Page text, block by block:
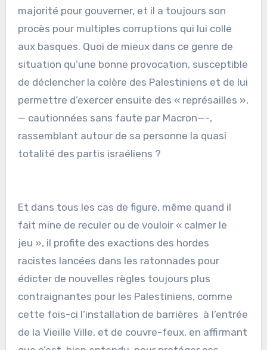
majorité pour gouverner, et il a toujours son
procès pour multiples corruptions qui lui colle
aux basques. Quoi de mieux dans ce genre de
situation qu’une bonne provocation, susceptible
de déclencher la colère des Palestiniens et de lui
permettre d’exercer ensuite des « représailles »,
— cautionnées sans faute par Macron—-,
rassemblant autour de sa personne la quasi
totalité des partis israéliens ?
Et dans tous les cas de figure, même quand il
fait mine de reculer ou de vouloir « calmer le
jeu », il profite des exactions des hordes
racistes lancées dans les ratonnades pour
édicter de nouvelles règles toujours plus
contraignantes pour les Palestiniens, comme
cette fois-ci l’installation de barrières à l’entrée
de la Vieille Ville, et de couvre-feux, en affirmant